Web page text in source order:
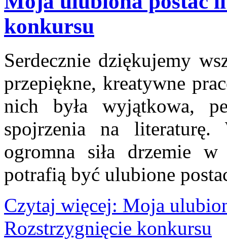
konkursu
Serdecznie dziękujemy
przepiękne, kreatywne
nich była wyjątkowa,
spojrzenia na literaturę.
ogromna siła drzemie
potrafią być ulubione
Czytaj więcej: Moja
Rozstrzygnięcie konkursu